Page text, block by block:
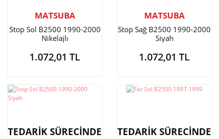
MATSUBA
Stop Sol B2500 1990-2000
Nikelajlı
1.072,01 TL
MATSUBA
Stop Sağ B2500 1990-2000
Siyah
1.072,01 TL
TEDARİK SÜRECİNDE TEDARİK SÜRECİNDE